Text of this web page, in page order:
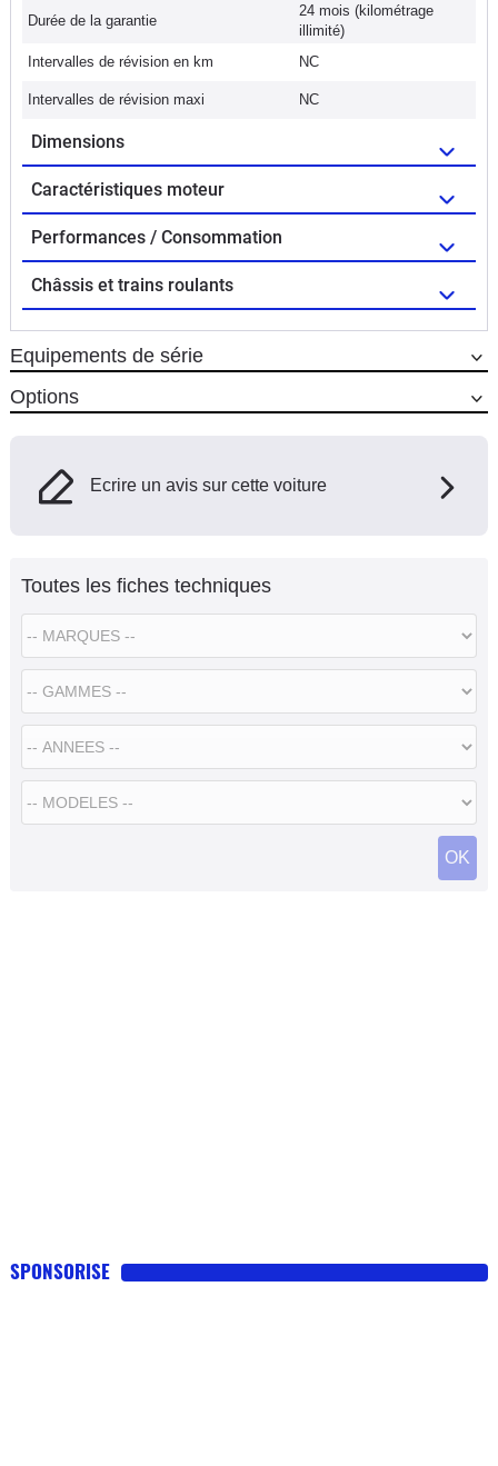
Durée de la garantie
24 mois (kilométrage
illimité)
Intervalles de révision en km
NC
Intervalles de révision maxi NC
Dimensions
Caractéristiques moteur
Performances / Consommation
Châssis et trains roulants
Equipements de série
Options
Ecrire un avis sur cette voiture
Toutes les fiches techniques
SPONSORISE